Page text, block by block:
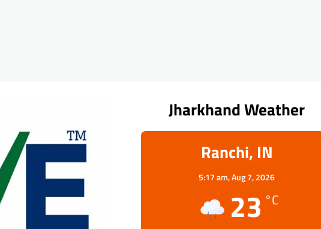
Jharkhand Weather
Ranchi, IN
5:17 am,Aug 7, 2026
23 °C